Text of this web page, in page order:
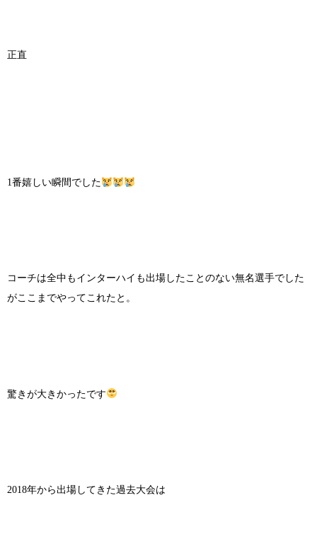
正直
1番嬉しい瞬間でした
コーチは全中もインターハイも出場したことのない無名選手でした
がここまでやってこれたと。
驚きが大きかったです
2018年から出場してきた過去大会は